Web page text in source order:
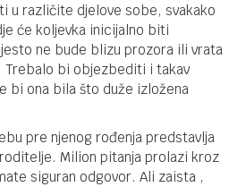
u različite djelove sobe, svakako
će koljevka inicijalno biti
ne bude blizu prozora ili vrata
Trebalo bi objezbediti i takav
bi ona bila što duže izložena
pre njenog rođenja predstavlja
Milion pitanja prolazi kroz
siguran odgovor. Ali zaista ,